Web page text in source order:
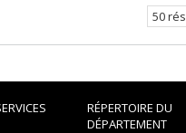
50
RÉPERTOIRE DU
DÉPARTEMENT